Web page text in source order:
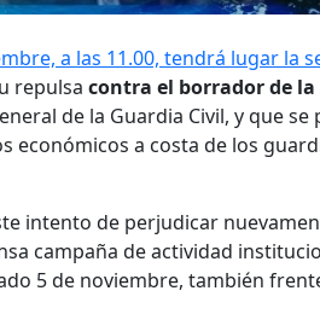
a las 11.00, tendrá lugar la
repulsa contra el borrador de
de la Guardia Civil, y que
económicos a costa de los
intento de perjudicar
campaña de actividad
5 de noviembre, también